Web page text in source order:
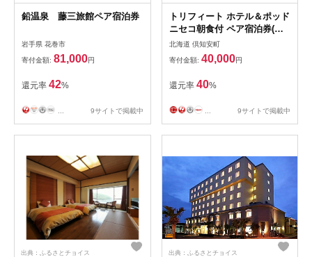
鉛温泉 藤三旅館ペア宿泊券
岩手県 花巻市
寄付金額: 81,000円
還元率 42%
... 9サイトで掲載中
トリフィート ホテル＆ポッド
ニセコ朝食付 ペア宿泊券(グ
リーンシーズン)
北海道 倶知安町
寄付金額: 40,000円
還元率 40%
... 9サイトで掲載中
出典：ふるさとチョイス 出典：ふるさとチョイス